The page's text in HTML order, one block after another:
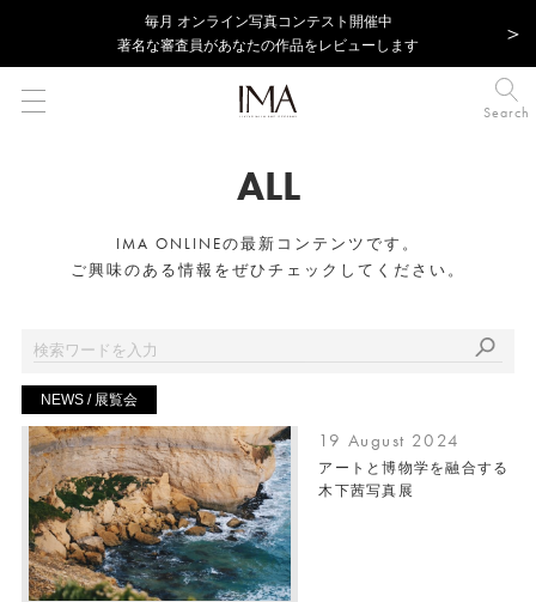
毎⽉ オンライン写真コンテスト開催中
著名な審査員があなたの作品をレビューします
Search
ALL
IMA ONLINEの最新コンテンツです。
ご興味のある情報をぜひチェックしてください。
NEWS / 展覧会
19 August 2024
アートと博物学を融合する
木下茜写真展